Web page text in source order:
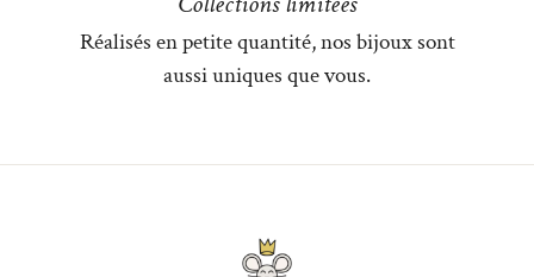
Réalisés en petite quantité, nos bijoux sont
aussi uniques que vous.